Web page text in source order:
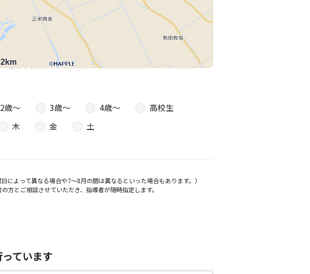
2km
2歳〜 3歳〜 4歳〜
高校生
木 金
土
よって異なる場合や7～8月の間は異なるといった場合もあります。）
とご相談させていただき、指導者が随時指定します。
っています